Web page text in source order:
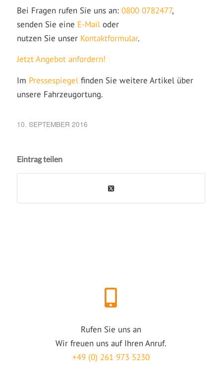
Bei Fragen rufen Sie uns an: 0800 0782477,
senden Sie eine E-Mailoder
nutzen Sie unser Kontaktformular.
Jetzt Angebot anfordern!
Im Pressespiegelfinden Sie weitere Artikel über
unsere Fahrzeugortung.
10. SEPTEMBER 2016
Eintrag teilen
Rufen Sie uns an
Wir freuen uns auf Ihren Anruf.
+49 (0) 261 973 5230